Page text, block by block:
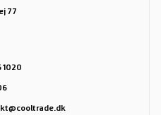
77
1020